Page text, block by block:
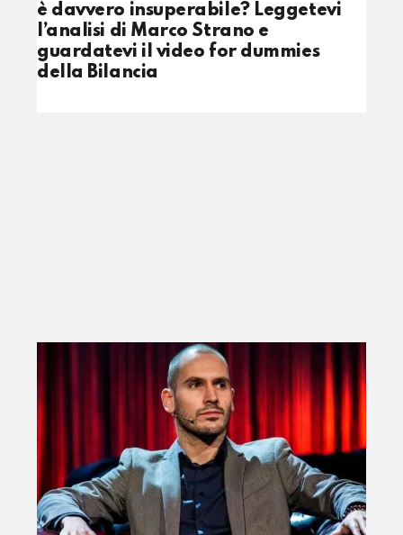
è davvero insuperabile? Leggetevi
l’analisi di Marco Strano e
guardatevi il video for dummies
della Bilancia